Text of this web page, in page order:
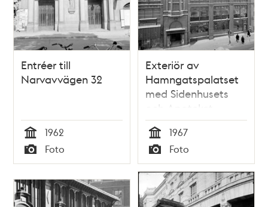
Entréer till
Narvavvägen 32
Tid
1962
Typ
Foto
Exteriör av
Hamngatspalatset
med Sidenhusets
och Apoteket
Lejonets entréer. I
Sidenhuset, som låg
innanför
Hamngatspalatset,
hade även NK
lokaler.
Tid
1967
Typ
Foto